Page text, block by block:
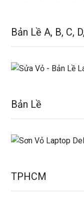
Bản Lề A, B, C,
Bản Lề
TPHCM